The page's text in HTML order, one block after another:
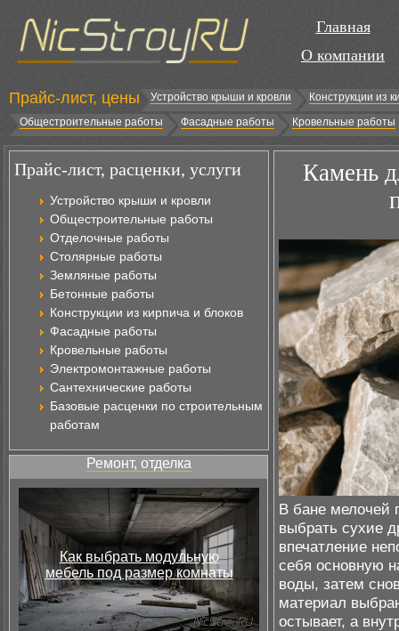
Главная
О компании
Прайс-лист, цены Устройство крыши и кровли
Конструкции из
Общестроительные работы
Фасадные работы Кровельные работы
Прайс-лист, расценки, услуги
Устройство крыши и кровли
Общестроительные работы
Отделочные работы
Столярные работы
Земляные работы
Бетонные работы
Конструкции из кирпича и блоков
Фасадные работы
Кровельные работы
Электромонтажные работы
Сантехнические работы
Базовые расценки по строительным
работам
Ремонт, отделка
Как выбрать модульную
мебель под размер комнаты
Камень
В бане мелочей
выбрать сухие
впечатление
себя основную
воды, затем
материал
остывает, а